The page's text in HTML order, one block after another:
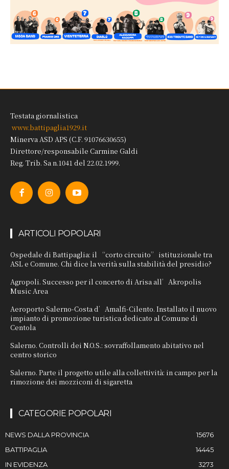
Testata giornalistica
www.battipaglia1929.it
Minerva ASD APS (C.F. 91076630655)
Direttore/responsabile Carmine Galdi
Reg. Trib. Sa n.1041 del 22.02.1999.
ARTICOLI POPOLARI
Ospedale di Battipaglia: il “corto circuito” istituzionale tra
ASL e Comune. Chi dice la verità sulla stabilità del presidio?
Agropoli. Successo per il concerto di Arisa all’Akropolis
Music Area
Aeroporto Salerno-Costa d’Amalfi-Cilento. Installato il nuovo
impianto di promozione turistica dedicato al Comune di
Centola
Salerno. Controlli dei N.O.S.: sovraffollamento abitativo nel
centro storico
Salerno. Parte il progetto utile alla collettività: in campo per la
rimozione dei mozziconi di sigaretta
CATEGORIE POPOLARI
NEWS DALLA PROVINCIA
15676
BATTIPAGLIA
14445
IN EVIDENZA
3273